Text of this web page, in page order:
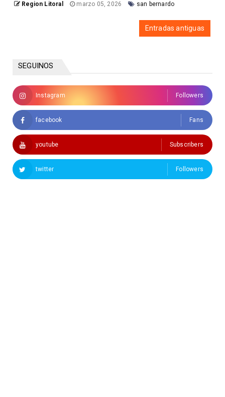
Region Litoral marzo 05, 2026 san bernardo
Entradas antiguas
SEGUINOS
Instagram Followers
facebook Fans
youtube Subscribers
twitter Followers